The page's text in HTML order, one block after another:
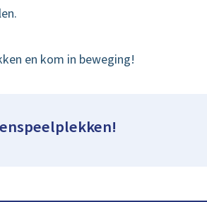
en kom in beweging!